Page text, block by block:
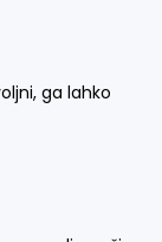
ga lahko